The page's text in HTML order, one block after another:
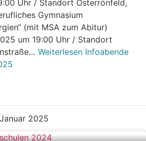
Uhr / Standort Osterrönfeld,
Gymnasium
(mit MSA zum Abitur)
um 19:00 Uhr / Standort
Weiterlesen Infoabende
2025